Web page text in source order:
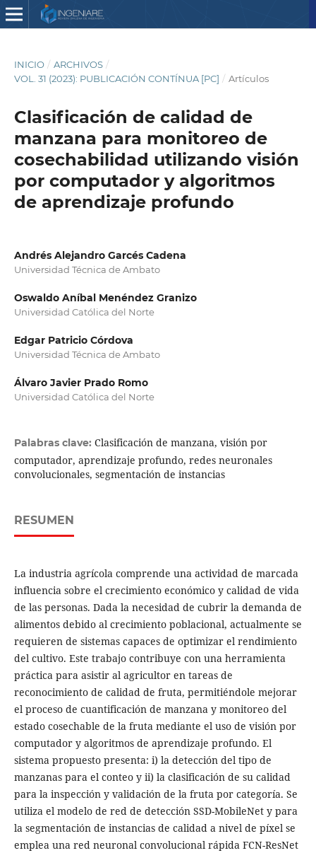
INICIO / ARCHIVOS /
VOL. 31 (2023): PUBLICACIÓN CONTÍNUA [PC] / Artículos
Clasificación de calidad de
manzana para monitoreo de
cosechabilidad utilizando visión
por computador y algoritmos
de aprendizaje profundo
Andrés Alejandro Garcés Cadena
Universidad Técnica de Ambato
Oswaldo Aníbal Menéndez Granizo
Universidad Católica del Norte
Edgar Patricio Córdova
Universidad Técnica de Ambato
Álvaro Javier Prado Romo
Universidad Católica del Norte
Palabras clave: Clasificación de manzana, visión por
computador, aprendizaje profundo, redes neuronales
convolucionales, segmentación de instancias
RESUMEN
La industria agrícola comprende una actividad de marcada
influencia sobre el crecimiento económico y calidad de vida
de las personas. Dada la necesidad de cubrir la demanda de
alimentos debido al crecimiento poblacional, actualmente se
requieren de sistemas capaces de optimizar el rendimiento
del cultivo. Este trabajo contribuye con una herramienta
práctica para asistir al agricultor en tareas de
reconocimiento de calidad de fruta, permitiéndole mejorar
el proceso de cuantificación de manzana y monitoreo del
estado cosechable de la fruta mediante el uso de visión por
computador y algoritmos de aprendizaje profundo. El
sistema propuesto presenta: i) la detección del tipo de
manzanas para el conteo y ii) la clasificación de su calidad
para la inspección y validación de la fruta por categoría. Se
utiliza el modelo de red de detección SSD-MobileNet y para
la segmentación de instancias de calidad a nivel de píxel se
emplea una red neuronal convolucional rápida FCN-ResNet